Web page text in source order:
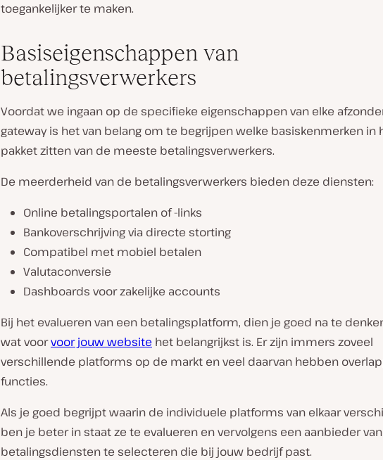
toegankelijker te maken.
Basiseigenschappen van
betalingsverwerkers
Voordat we ingaan op de specifieke eigenschappen van elke
gateway is het van belang om te begrijpen welke basiskenmerken in
pakket zitten van de meeste betalingsverwerkers.
De meerderheid van de betalingsverwerkers bieden deze diensten:
Online betalingsportalen of -links
Bankoverschrijving via directe storting
Compatibel met mobiel betalen
Valutaconversie
Dashboards voor zakelijke accounts
Bij het evalueren van een betalingsplatform, dien je goed na te
wat voorvoor jouw website het belangrijkst is. Er zijn immers zoveel
verschillende platforms op de markt en veel daarvan hebben
functies.
Als je goed begrijpt waarin de individuele platforms van elkaar
ben je beter in staat ze te evalueren en vervolgens een aanbieder van
betalingsdiensten te selecteren die bij jouw bedrijf past.